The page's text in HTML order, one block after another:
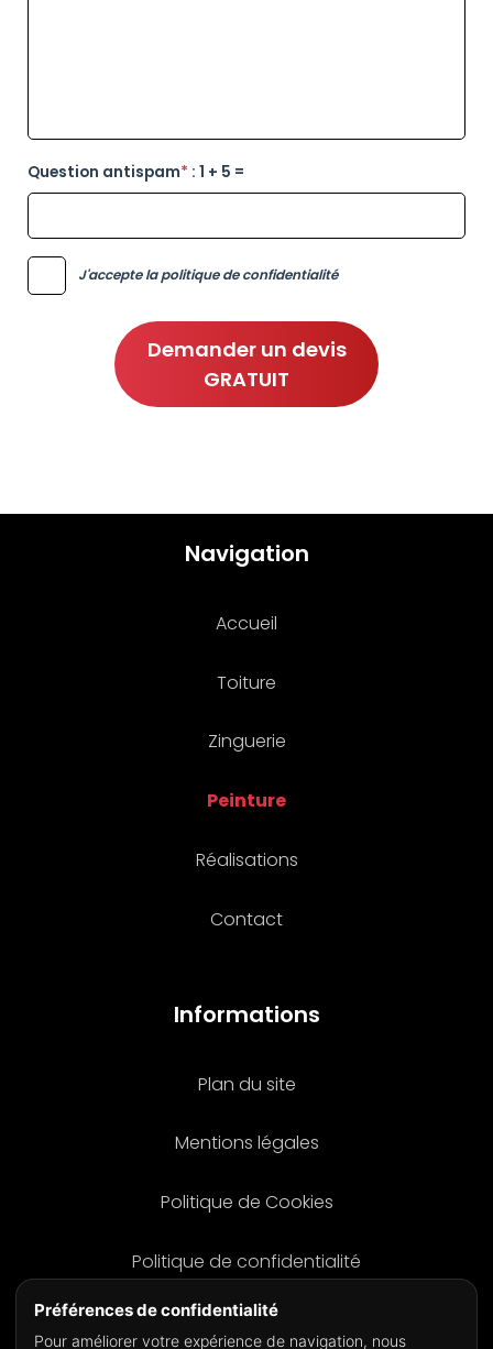
Question antispam* : 1 + 5 =
J'accepte la politique de confidentialité
Demander un devis
GRATUIT
Navigation
Accueil
Toiture
Zinguerie
Peinture
Réalisations
Contact
Informations
Plan du site
Mentions légales
Politique de Cookies
Politique de confidentialité
Préférences de confidentialité
Pour améliorer votre expérience de navigation, nous